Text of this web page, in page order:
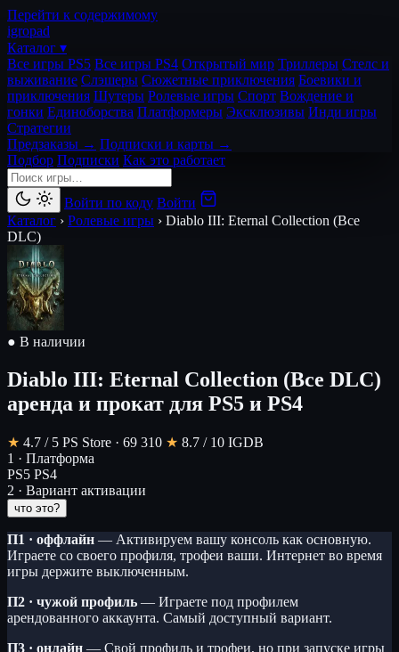
Перейти к содержимому
igropad
Каталог ▾
Все игры PS5 Все игры PS4 Открытый мир Триллеры Стелс и
выживание Слэшеры Сюжетные приключения Боевики и
приключения Шутеры Ролевые игры Спорт Вождение и
гонки Единоборства Платформеры Эксклюзивы Инди игры
Стратегии
Предзаказы → Подписки и карты →
Подбор Подписки Как это работает
Войти по коду Войти
Каталог › Ролевые игры › Diablo III: Eternal Collection (Все
DLC)
● В наличии
Diablo III: Eternal Collection (Все DLC)
аренда и прокат для PS5 и PS4
★ 4.7 / 5 PS Store · 69 310 ★ 8.7 / 10 IGDB
1 · Платформа
PS5 PS4
2 · Вариант активации
что это?
П1 · оффлайн — Активируем вашу консоль как основную.
Играете со своего профиля, трофеи ваши. Интернет во время
игры держите выключенным.
П2 · чужой профиль — Играете под профилем
арендованного аккаунта. Самый доступный вариант.
П3 · онлайн — Свой профиль и трофеи, но при запуске игры